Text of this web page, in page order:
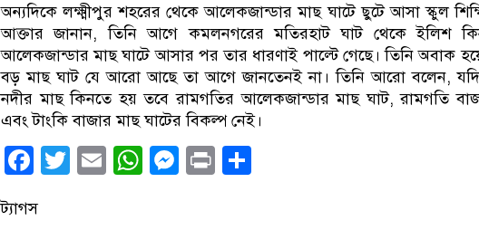
অন্যদিকে লক্ষ্মীপুর শহরের থেকে আলেকজান্ডার মাছ ঘাটে ছুটে আসা স্কুল
আক্তার জানান, তিনি আগে কমলনগরের মতিরহাট ঘাট থেকে ইলিশ
আলেকজান্ডার মাছ ঘাটে আসার পর তার ধারণাই পাল্টে গেছে। তিনি অবাক
বড় মাছ ঘাট যে আরো আছে তা আগে জানতেনই না। তিনি আরো বলেন, যদি
নদীর মাছ কিনতে হয় তবে রামগতির আলেকজান্ডার মাছ ঘাট, রামগতি
এবং টাংকি বাজার মাছ ঘাটের বিকল্প নেই।
Facebook
Twitter
EmailWhatsApp
Messenger
Print
ট্যাগস